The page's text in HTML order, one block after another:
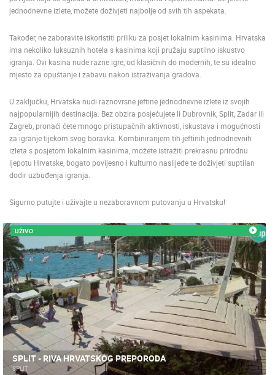
jednodnevne izlete, možete doživjeti najbolje od svih tih aspekata.
Također, ne zaboravite iskoristiti priliku za posjet lokalnim kasinima. Hrvatska
ima nekoliko luksuznih hotela s kasinima koji pružaju suptilno iskustvo
igranja. Ovi kasina nude razne igre, od klasičnih do modernih, te su idealno
mjesto za opuštanje i zabavu nakon istraživanja gradova.
U zaključku, Hrvatska nudi raznovrsne jeftine jednodnevne izlete iz svojih
najpopularnijih destinacija. Bez obzira posjećujete li Dubrovnik, Split, Zadar ili
Zagreb, pronaći ćete mnogo pristupačnih aktivnosti, iskustava i mogućnosti
za igranje tijekom svog boravka. Kombiniranjem tih jeftinih jednodnevnih
izleta s posjetom lokalnim kasinima, možete istražiti prekrasnu prirodnu
ljepotu Hrvatske, bogato povijesno i kulturno naslijeđe te doživjeti suptilan
dodir uzbuđenja igranja.
Sigurno putujte i uživajte u nezaboravnom putovanju u Hrvatsku!
UŽIVO
SPLIT - RIVA HRVATSKOG PREPORODA
SPLIT